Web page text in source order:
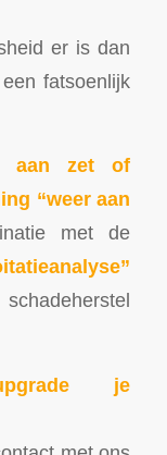
er is dan
fatsoenlijk
aan zet of
“weer aan
met de
je